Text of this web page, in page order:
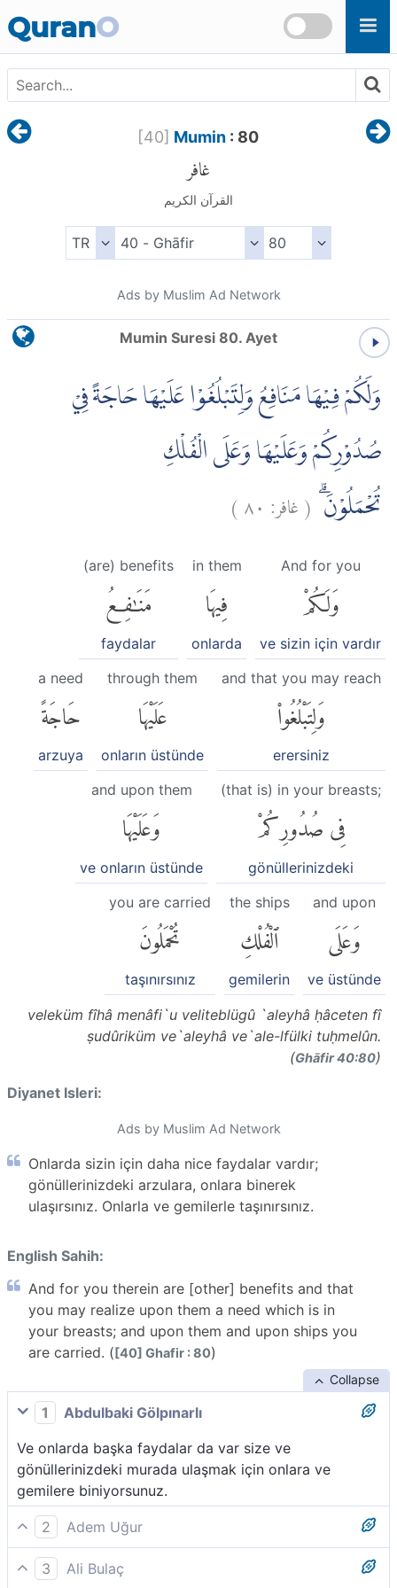
QuranO
[40] Mumin : 80
غافر
القرآن الكريم
Ads by Muslim Ad Network
Mumin Suresi 80. Ayet
وَلَكُمْ فِيْهَا مَنَافِعُ وَلِتَبْلُغُوْا عَلَيْهَا حَاجَةً فِيْ
صُدُوْرِكُمْ وَعَلَيْهَا وَعَلَى الْفُلْكِ
تُحْمَلُوْنَۗ (غافر: ٨٠)
And for you
وَلَكُمْ
ve sizin için vardır
in them
فِيهَا
onlarda
(are) benefits
مَنَٰفِعُ
faydalar
and that you may reach
وَلِتَبْلُغُوا۟
erersiniz
through them
عَلَيْهَا
onların üstünde
a need
حَاجَةً
arzuya
(that is) in your breasts;
فِى صُدُورِكُمْ
gönüllerinizdeki
and upon them
وَعَلَيْهَا
ve onların üstünde
and upon
وَعَلَى
ve üstünde
the ships
ٱلْفُلْكِ
gemilerin
you are carried
تُحْمَلُونَ
taşınırsınız
veleküm fîhâ menâfi`u veliteblügû `aleyhâ ḥâceten fî
ṣudûriküm ve`aleyhâ ve`ale-lfülki tuḥmelûn.
(Ghāfir 40:80)
Diyanet Isleri:
Ads by Muslim Ad Network
Onlarda sizin için daha nice faydalar vardır;
gönüllerinizdeki arzulara, onlara binerek
ulaşırsınız. Onlarla ve gemilerle taşınırsınız.
English Sahih:
And for you therein are [other] benefits and that
you may realize upon them a need which is in
your breasts; and upon them and upon ships you
are carried. ([40] Ghafir : 80)
Collapse
1
Abdulbaki Gölpınarlı
Ve onlarda başka faydalar da var size ve
gönüllerinizdeki murada ulaşmak için onlara ve
gemilere biniyorsunuz.
2
Adem Uğur
Onlarda sizin için daha nice faydalar vardır.
Gönüllerinizdeki bir arzuya, onlara binerek ulaşırsınız.
3
Ali Bulaç